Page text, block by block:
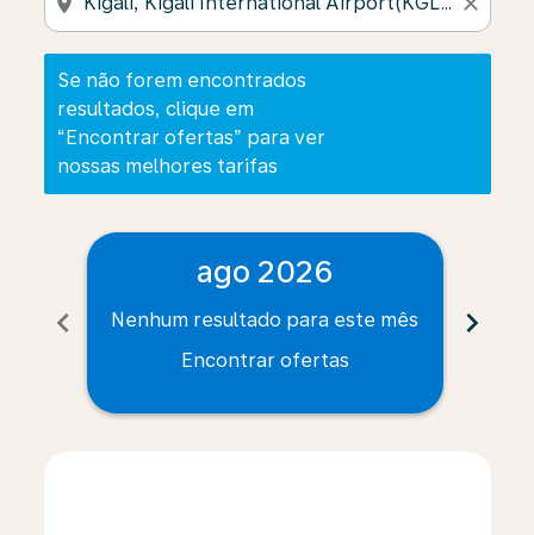
Se não forem encontrados
resultados, clique em
“Encontrar ofertas” para ver
nossas melhores tarifas
chevron_left
ago 2026
Nenhum resultado para este mês
Encontrar ofertas
chevron_right